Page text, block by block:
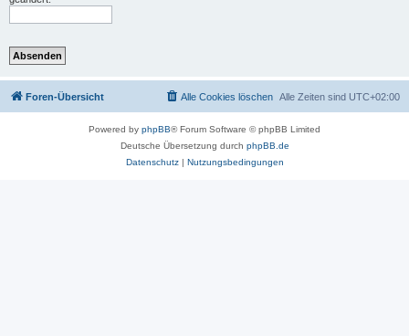
Foren-Übersicht Alle Zeiten sind UTC+02:00
Alle Cookies löschen
Powered by phpBB® Forum Software © phpBB Limited
Deutsche Übersetzung durch phpBB.de
Datenschutz| Nutzungsbedingungen